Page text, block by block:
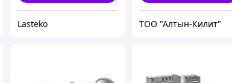
Lasteko ТОО "Алтын-Килит"